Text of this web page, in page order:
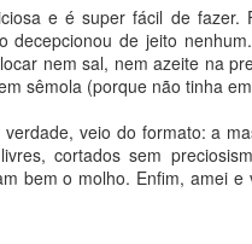
e é super fácil de fazer.
decepcionou de jeito
nem sal, nem azeite na
sêmola (porque não tinha
veio do formato: a
cortados sem
bem o molho. Enfim, amei
de iogurte natural
leite em gotas ou picado